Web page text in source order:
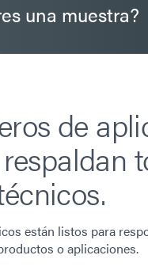
una muestra?
de
están listos para
o aplicaciones.